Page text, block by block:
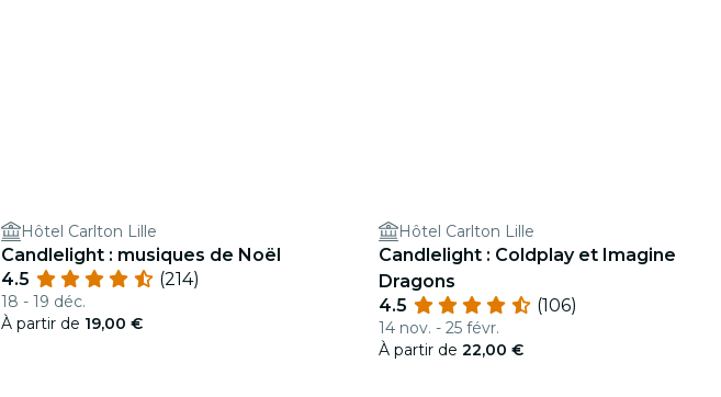
Hôtel Carlton Lille
Candlelight : musiques de Noël
4.5
(214)
18 - 19 déc.
À partir de 19,00 €
Hôtel Carlton Lille
Candlelight : Coldplay et Imagine
Dragons
4.5
(106)
14 nov. - 25 févr.
À partir de 22,00 €